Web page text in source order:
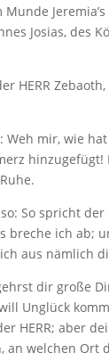
Josias, des
HERR
Weh mir, wie
hinzugefügt!
So spricht der
breche ich ab;
aus nämlich
dir große
Unglück
HERR; aber
an welchen Ort